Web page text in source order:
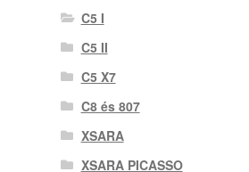
C5 I
C5 II
C5 X7
C8 és 807
XSARA
XSARA PICASSO